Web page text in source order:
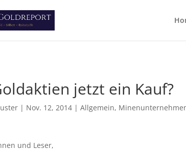
jetzt ein Kauf?
| Nov. 12, 2014 |Allgemein,
und Leser,